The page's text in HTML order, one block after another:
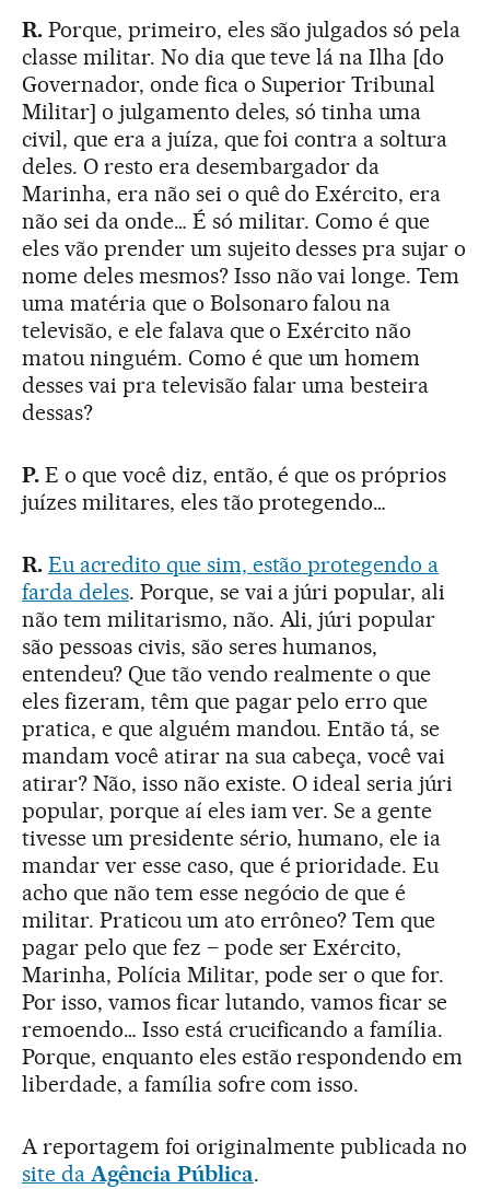
R.Porque, primeiro, eles são julgados só pela
classe militar. No dia que teve lá na Ilha [do
Governador, onde fica o Superior Tribunal
Militar] o julgamento deles, só tinha uma
civil, que era a juíza, que foi contra a soltura
deles. O resto era desembargador da
Marinha, era não sei o quê do Exército, era
não sei da onde… É só militar. Como é que
eles vão prender um sujeito desses pra sujar o
nome deles mesmos? Isso não vai longe. Tem
uma matéria que o Bolsonaro falou na
televisão, e ele falava que o Exército não
matou ninguém. Como é que um homem
desses vai pra televisão falar uma besteira
dessas?
P.E o que você diz, então, é que os próprios
juízes militares, eles tão protegendo…
R. Eu acredito que sim, estão protegendo a
farda deles. Porque, se vai a júri popular, ali
não tem militarismo, não. Ali, júri popular
são pessoas civis, são seres humanos,
entendeu? Que tão vendo realmente o que
eles fizeram, têm que pagar pelo erro que
pratica, e que alguém mandou. Então tá, se
mandam você atirar na sua cabeça, você vai
atirar? Não, isso não existe. O ideal seria júri
popular, porque aí eles iam ver. Se a gente
tivesse um presidente sério, humano, ele ia
mandar ver esse caso, que é prioridade. Eu
acho que não tem esse negócio de que é
militar. Praticou um ato errôneo? Tem que
pagar pelo que fez – pode ser Exército,
Marinha, Polícia Militar, pode ser o que for.
Por isso, vamos ficar lutando, vamos ficar se
remoendo… Isso está crucificando a família.
Porque, enquanto eles estão respondendo em
liberdade, a família sofre com isso.
A reportagem foi originalmente publicada no
site da Agência Pública.